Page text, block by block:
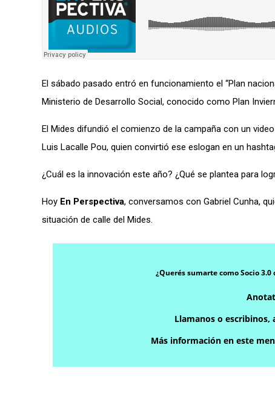
El sábado pasado entró en funcionamiento el “Plan
Ministerio de Desarrollo Social, conocido como Plan
El Mides difundió el comienzo de la campaña con un
Luis Lacalle Pou, quien convirtió ese eslogan en un
¿Cuál es la innovación este año? ¿Qué se plantea para
Hoy En Perspectiva, conversamos con Gabriel Cunha,
situación de calle del Mides.
¿Querés sumarte como Socio
Llamanos o
Más información en este